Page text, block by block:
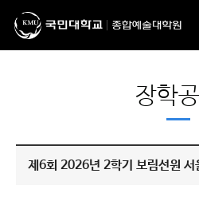
장학
제6회 2026년 2학기 보림선원 서